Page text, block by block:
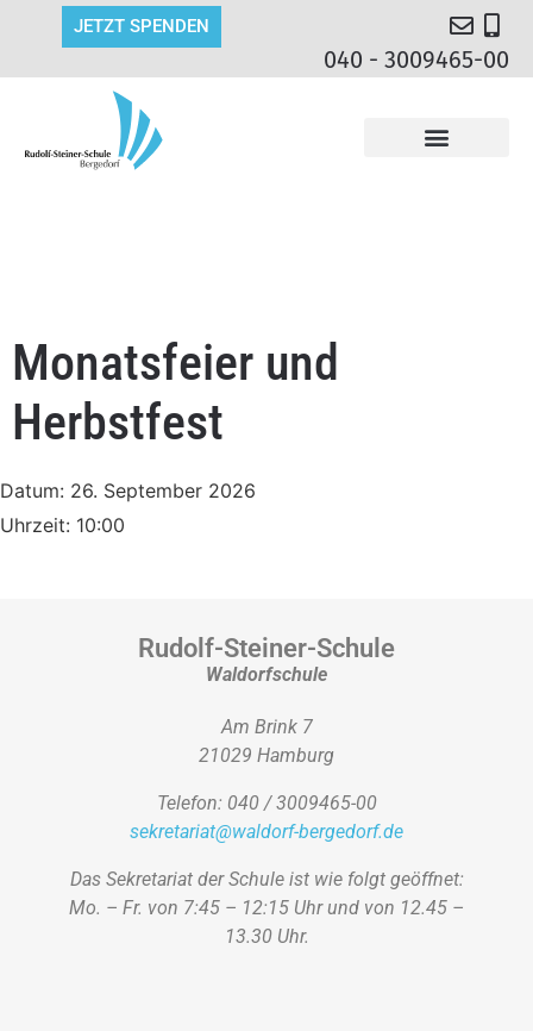
JETZT SPENDEN
040 - 3009465-00
Monatsfeier und
Herbstfest
Datum: 26. September 2026
Uhrzeit: 10:00
Rudolf-Steiner-Schule
Waldorfschule
Am Brink 7
21029 Hamburg
Telefon: 040 / 3009465-00
sekretariat@waldorf-bergedorf.de
Das Sekretariat der Schule ist wie folgt geöffnet:
Mo. – Fr. von 7:45 – 12:15 Uhr und von 12.45 –
13.30 Uhr.